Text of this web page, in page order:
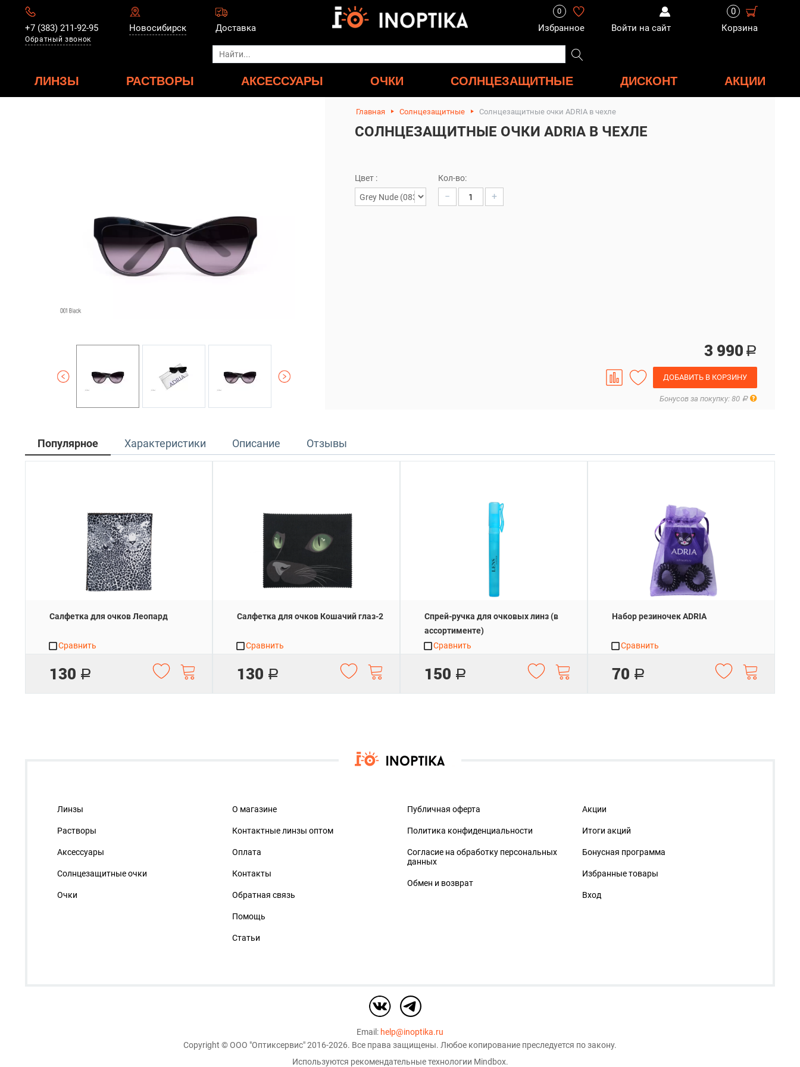
+7 (383) 211-92-95
Обратный звонок
Новосибирск Доставка
0
Избранное Войти на сайт
0
Корзина
ЛИНЗЫ РАСТВОРЫ АКСЕССУАРЫ ОЧКИ СОЛНЦЕЗАЩИТНЫЕ ДИСКОНТ АКЦИИ
Главная Солнцезащитные Солнцезащитные очки ADRIA в чехле
СОЛНЦЕЗАЩИТНЫЕ ОЧКИ ADRIA В ЧЕХЛЕ
Цвет : Кол-во:
− +
3 990 Р
ДОБАВИТЬ В КОРЗИНУ
Бонусов за покупку: 80 Р Правила
Популярное Характеристики Описание Отзывы
Салфетка для очков Леопард
130 Р
Сравнить
Салфетка для очков Кошачий глаз-2
130 Р
Сравнить
Спрей-ручка для очковых линз (в
ассортименте)
150 Р
Сравнить
Набор резиночек ADRIA
70 Р
Сравнить
Линзы
Растворы
Аксессуары
Солнцезащитные очки
Очки
О магазине
Контактные линзы оптом
Оплата
Контакты
Обратная связь
Помощь
Статьи
Публичная оферта
Политика конфиденциальности
Согласие на обработку персональных
данных
Обмен и возврат
Акции
Итоги акций
Бонусная программа
Избранные товары
Вход
Email: help@inoptika.ru
Copyright ©ООО "Оптиксервис"2016-2026. Все права защищены. Любое копирование преследуется по закону.
Используются рекомендательные технологии Mindbox.